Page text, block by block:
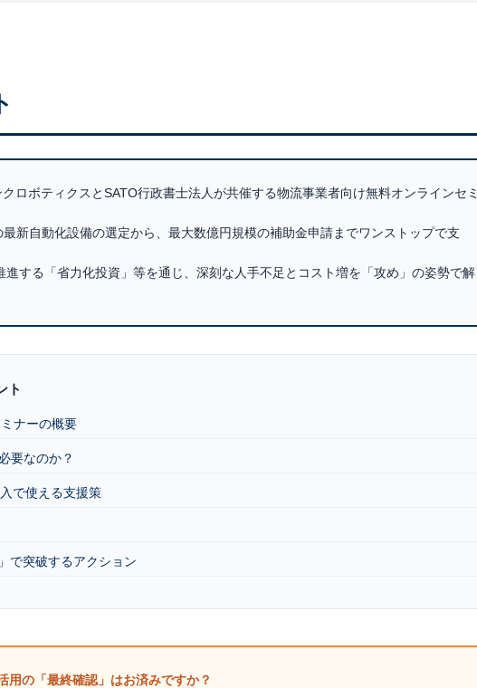
クロボティクスとSATO行政書士法人が共催する物流事業者向け無料オンラインセミ
新自動化設備の選定から、最大数億円規模の補助金申請までワンストップで支
進する「省力化投資」等を通じ、深刻な人手不足とコスト増を「攻め」の姿勢で解
ト
ナーの概要
要なのか？
で使える支援策
で突破するアクション
用の「最終確認」はお済みですか？